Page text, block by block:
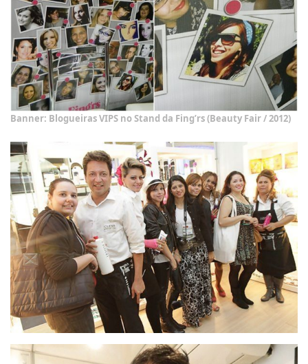
Banner: Blogueiras VIPS no Stand da Fing’rs (Beauty Fair / 2012)